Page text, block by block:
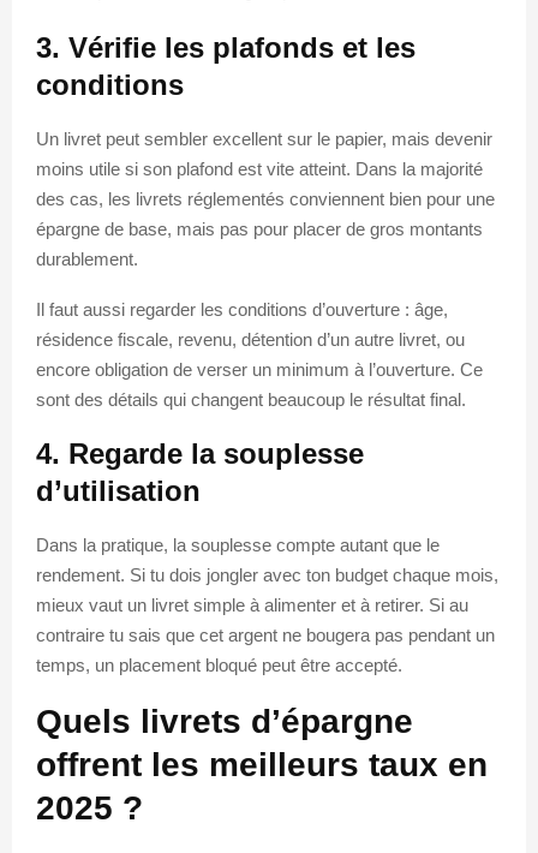
3. Vérifie les plafonds et les
conditions
Un livret peut sembler excellent sur le papier, mais devenir
moins utile si son plafond est vite atteint. Dans la majorité
des cas, les livrets réglementés conviennent bien pour une
épargne de base, mais pas pour placer de gros montants
durablement.
Il faut aussi regarder les conditions d’ouverture : âge,
résidence fiscale, revenu, détention d’un autre livret, ou
encore obligation de verser un minimum à l’ouverture. Ce
sont des détails qui changent beaucoup le résultat final.
4. Regarde la souplesse
d’utilisation
Dans la pratique, la souplesse compte autant que le
rendement. Si tu dois jongler avec ton budget chaque mois,
mieux vaut un livret simple à alimenter et à retirer. Si au
contraire tu sais que cet argent ne bougera pas pendant un
temps, un placement bloqué peut être accepté.
Quels livrets d’épargne
offrent les meilleurs taux en
2025 ?